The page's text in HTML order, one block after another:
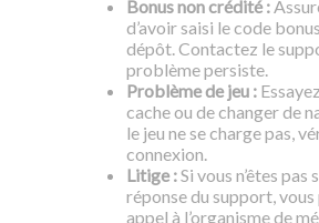
Bonus non crédité :
d’avoir saisi le code
dépôt. Contactez le
problème persiste.
Problème de jeu :
cache ou de changer de
le jeu ne se charge pas,
connexion.
Litige :Si vous n’êtes
réponse du support,
appel à l’organisme de